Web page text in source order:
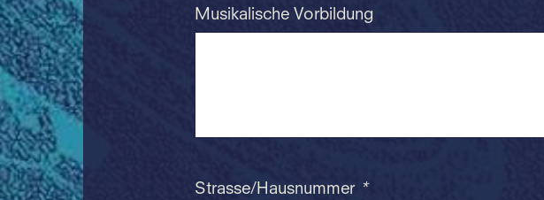
Musikalische Vorbildung
Strasse/Hausnummer *